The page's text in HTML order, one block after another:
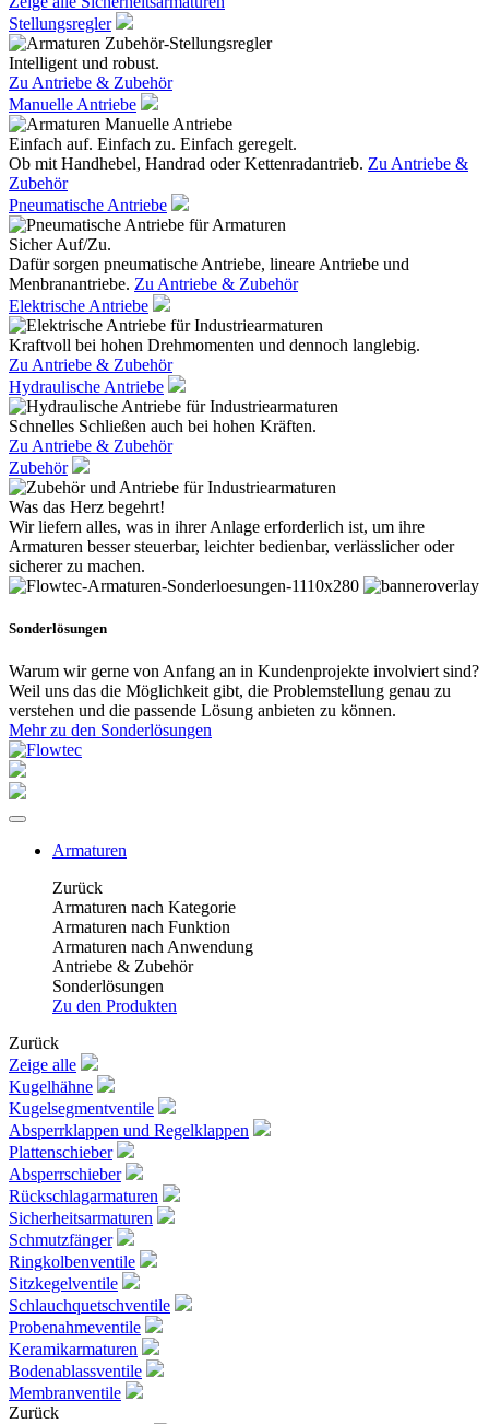
Stellungsregler
Intelligent und robust.
Zu Antriebe & Zubehör
Manuelle Antriebe
Einfach auf. Einfach zu. Einfach geregelt.
Ob mit Handhebel, Handrad oder Kettenradantrieb. Zu Antriebe &
Zubehör
Pneumatische Antriebe
Sicher Auf/Zu.
Dafür sorgen pneumatische Antriebe, lineare Antriebe und
Menbranantriebe. Zu Antriebe & Zubehör
Elektrische Antriebe
Kraftvoll bei hohen Drehmomenten und dennoch langlebig.
Zu Antriebe & Zubehör
Hydraulische Antriebe
Schnelles Schließen auch bei hohen Kräften.
Zu Antriebe & Zubehör
Zubehör
Was das Herz begehrt!
Wir liefern alles, was in ihrer Anlage erforderlich ist, um ihre
Armaturen besser steuerbar, leichter bedienbar, verlässlicher oder
sicherer zu machen.
Sonderlösungen
Warum wir gerne von Anfang an in Kundenprojekte involviert sind?
Weil uns das die Möglichkeit gibt, die Problemstellung genau zu
verstehen und die passende Lösung anbieten zu können.
Mehr zu den Sonderlösungen
Armaturen
Zurück
Armaturen nach Kategorie
Armaturen nach Funktion
Armaturen nach Anwendung
Antriebe & Zubehör
Sonderlösungen
Zu den Produkten
Zurück
Zeige alle
Kugelhähne
Kugelsegmentventile
Absperrklappen und Regelklappen
Plattenschieber
Absperrschieber
Rückschlagarmaturen
Sicherheitsarmaturen
Schmutzfänger
Ringkolbenventile
Sitzkegelventile
Schlauchquetschventile
Probenahmeventile
Keramikarmaturen
Bodenablassventile
Membranventile
Zurück